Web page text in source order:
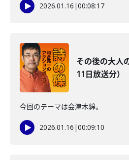
2026.01.16 |00:08:17
その後の大人
11日放送分）
今回のテーマは会津木綿。
2026.01.16 |00:09:10